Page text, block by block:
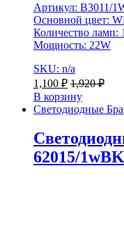
Артикул: B3011/
Основной цвет:
Количество ламп: 1
Мощность: 22W
SKU: n/a
1,100 ₽ 1,920₽
В корзину
Светодиодные Бра
62015/